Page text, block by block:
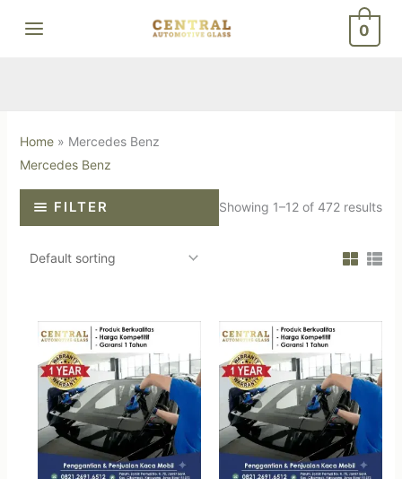
0
Home» Mercedes Benz
Mercedes Benz
FILTER Showing 1–12 of 472 results